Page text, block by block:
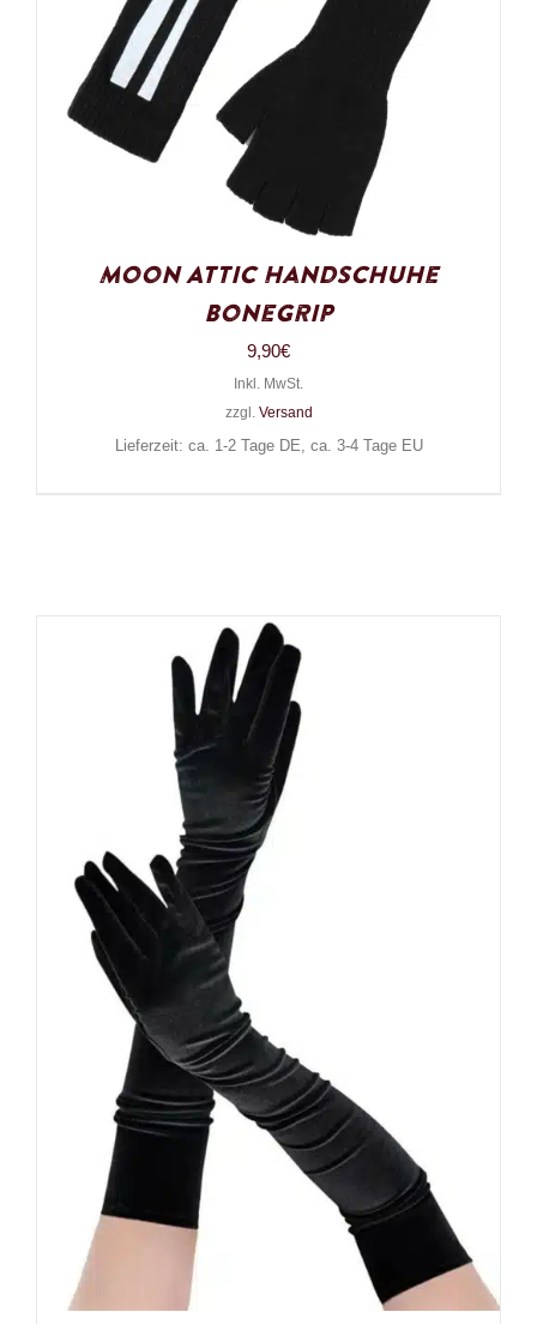
Moon Attic Handschuhe
Bonegrip
9,90€
Inkl. MwSt.
zzgl. Versand
Lieferzeit: ca. 1-2 Tage DE, ca. 3-4 Tage EU